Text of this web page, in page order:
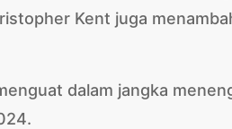
Kent juga
dalam jangka